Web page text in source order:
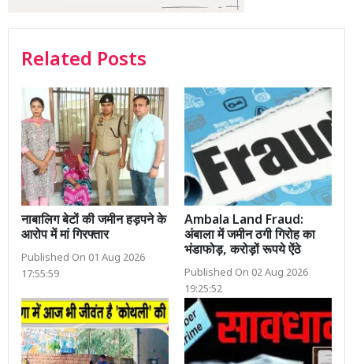
Related Posts
नाबालिग बेटों की जमीन हड़पने के
आरोप में मां गिरफ्तार
Published On 01 Aug 2026
17:55:59
Ambala Land Fraud:
अंबाला में जमीन ठगी गिरोह का
भंडाफोड़, करोड़ों रूपये ऐंठे
Published On 02 Aug 2026
19:25:52